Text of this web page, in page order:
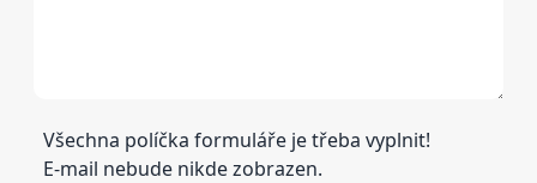
Všechna políčka formuláře je třeba vyplnit!
E-mail nebude nikde zobrazen.